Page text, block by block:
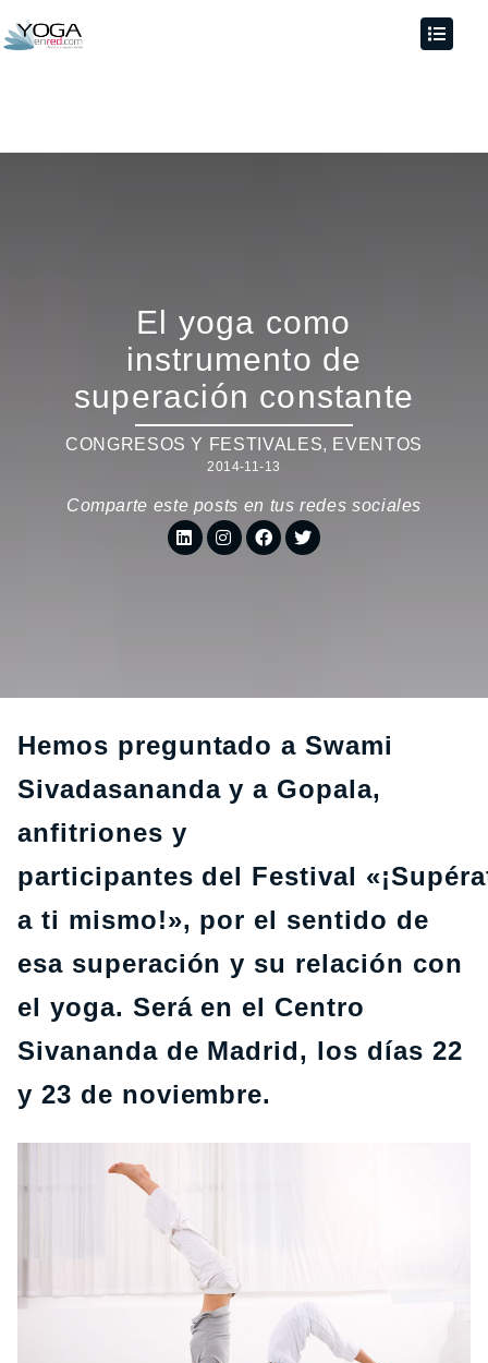
El yoga como
instrumento de
superación constante
CONGRESOS Y FESTIVALES, EVENTOS
2014-11-13
Comparte este posts en tus redes sociales
Hemos preguntado a Swami
Sivadasananda y a Gopala,
anfitriones y
participantes del Festival
a ti mismo!», por el sentido de
esa superación y su relación con
el yoga. Será en el Centro
Sivananda de Madrid, los días 22
y 23 de noviembre.